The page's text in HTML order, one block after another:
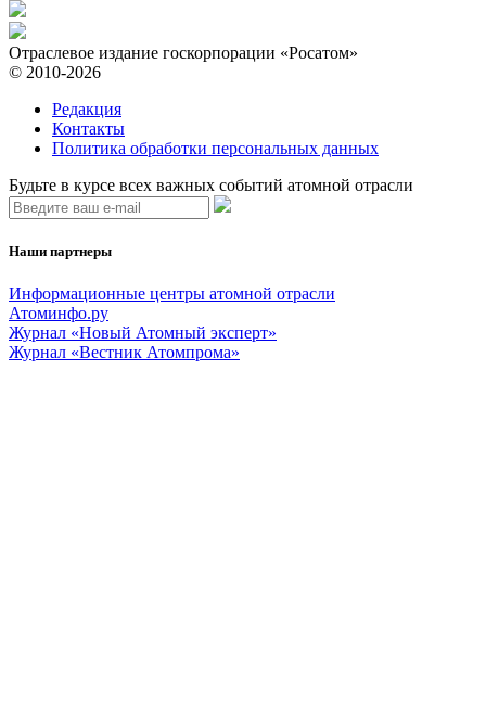
Отраслевое издание госкорпорации «Росатом»
© 2010-2026
Редакция
Контакты
Политика обработки персональных данных
Будьте в курсе всех важных событий атомной отрасли
Наши партнеры
Информационные центры атомной отрасли
Атоминфо.ру
Журнал «Новый Атомный эксперт»
Журнал «Вестник Атомпрома»